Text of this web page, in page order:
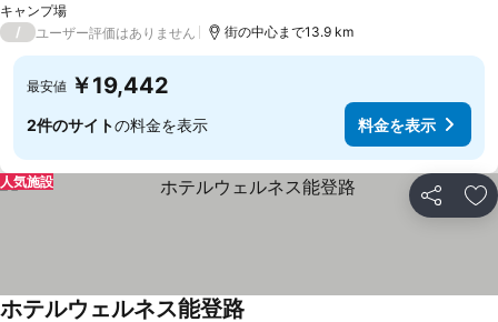
キャンプ場
/ ユーザー評価はありません 街の中心まで13.9 km
最安値 ￥19,442
2件のサイトの料金を表示 料金を表示
シェア お
人気施設
ホテルウェルネス能登路